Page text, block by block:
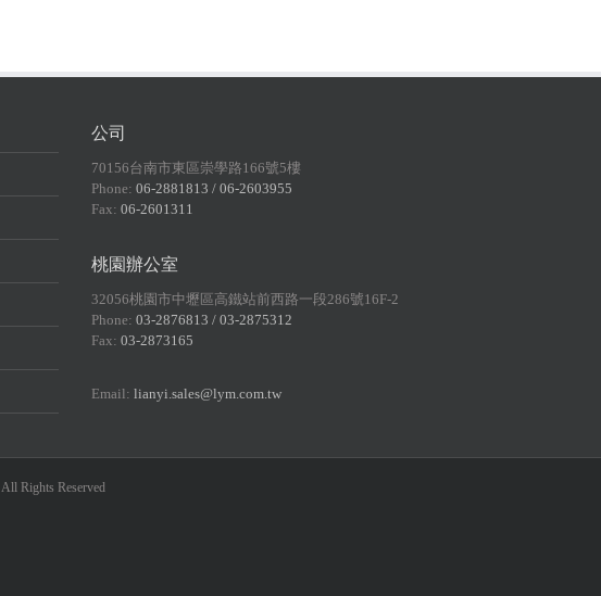
公司
70156台南市東區崇學路166號5樓
Phone:06-2881813 / 06-2603955
Fax:06-2601311
桃園辦公室
32056桃園市中壢區高鐵站前西路一段286號16F-2
Phone:03-2876813 / 03-2875312
Fax:03-2873165
Email:lianyi.sales@lym.com.tw
| All Rights Reserved